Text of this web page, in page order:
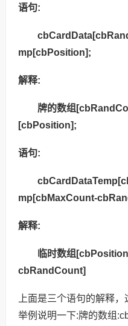
语句:
mp[cbPosition];
解释:
牌的数组
[cbPosition];
语句:
mp[cbMaxCount-
解释:
临时数组
cbRandCount]
上面是三个语句的解释
举例说明一下:牌的数组